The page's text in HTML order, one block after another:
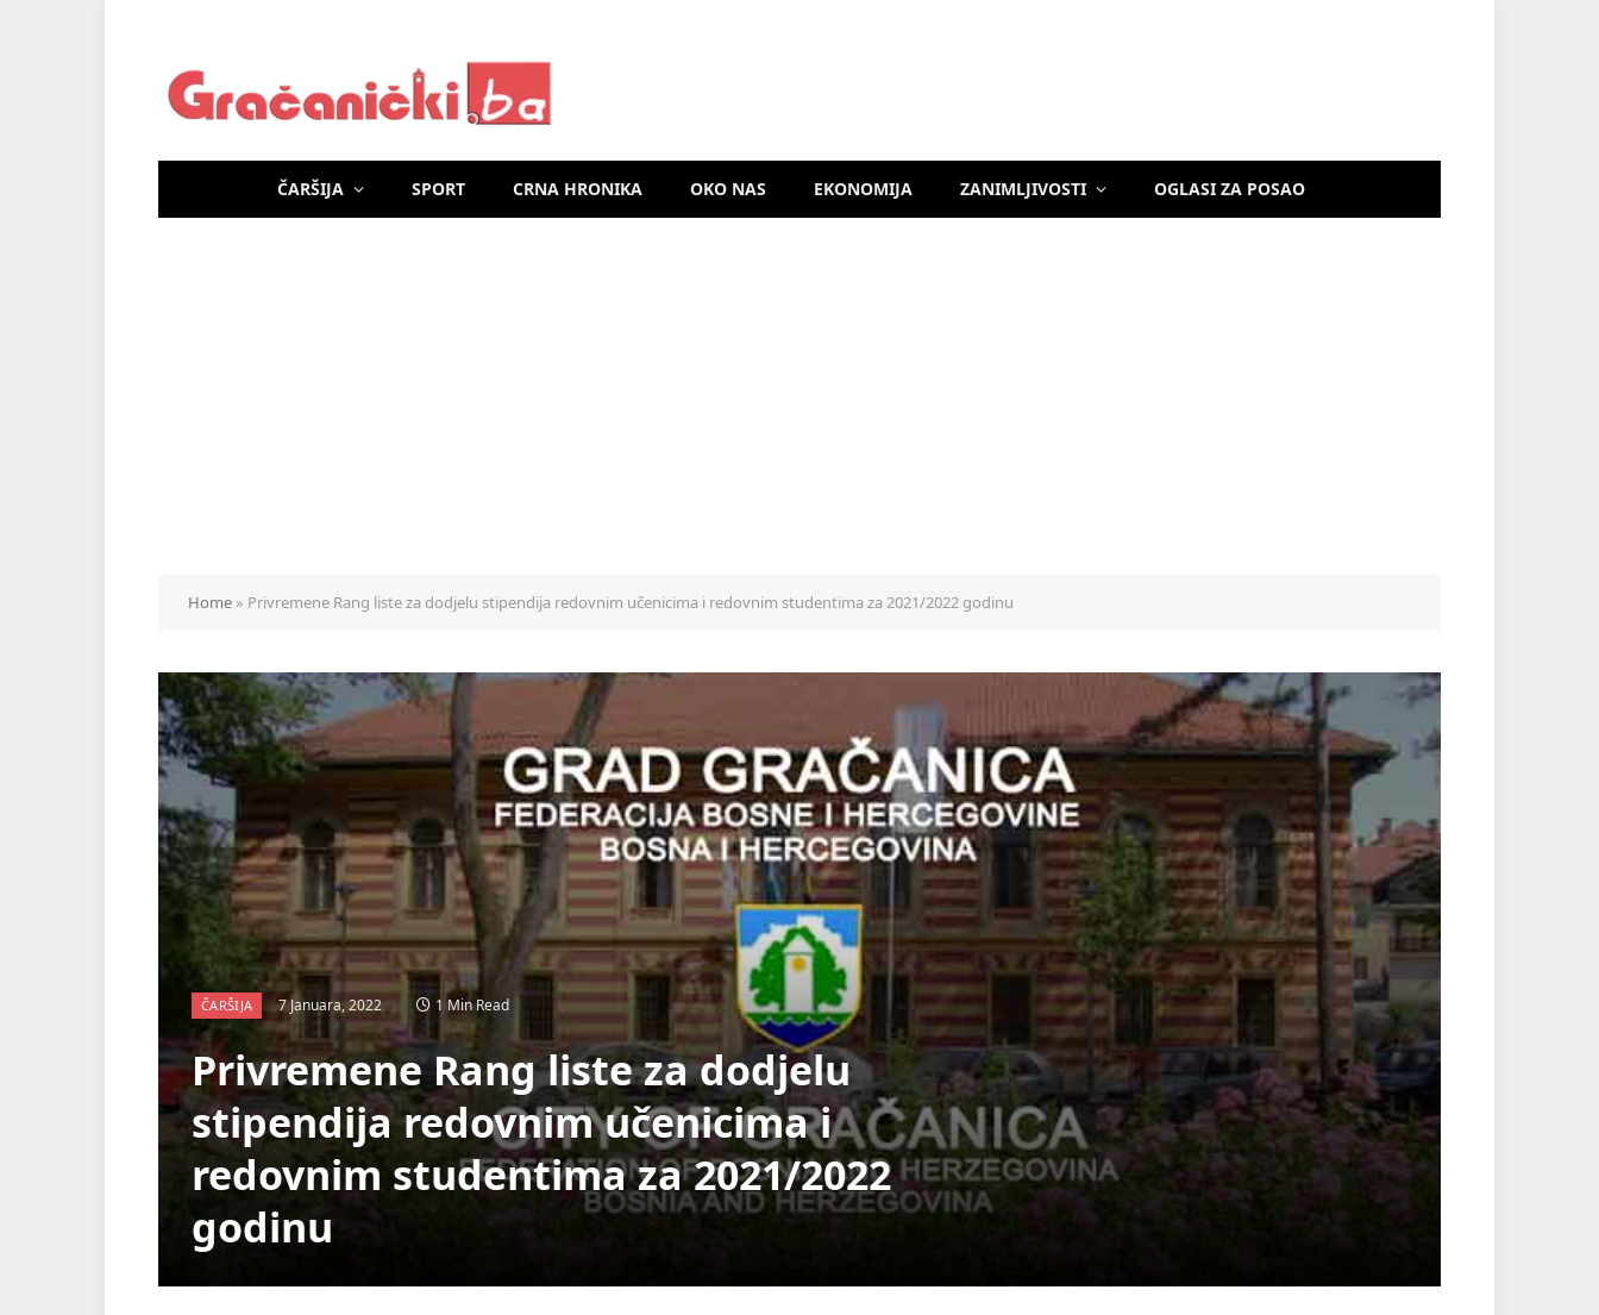
ČARŠIJA SPORT CRNA HRONIKA OKO NAS EKONOMIJA ZANIMLJIVOSTI OGLASI ZA POSAO
Home » Privremene Rang liste za dodjelu stipendija redovnim učenicima i redovnim studentima za 2021/2022 godinu
ČARŠIJA 7 Januara, 2022 1 Min Read
Privremene Rang liste za dodjelu
stipendija redovnim učenicima i
redovnim studentima za 2021/2022
godinu